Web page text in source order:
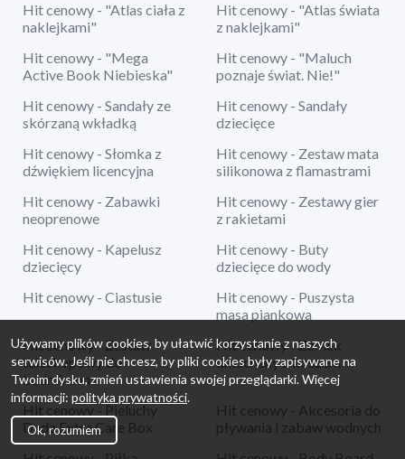
Hit cenowy - "Atlas ciała z
naklejkami"
Hit cenowy - "Atlas świata
z naklejkami"
Hit cenowy - "Mega
Active Book Niebieska"
Hit cenowy - "Maluch
poznaje świat. Nie!"
Hit cenowy - Sandały ze
skórzaną wkładką
Hit cenowy - Sandały
dziecięce
Hit cenowy - Słomka z
dźwiękiem licencyjna
Hit cenowy - Zestaw mata
silikonowa z flamastrami
Hit cenowy - Zabawki
neoprenowe
Hit cenowy - Zestawy gier
z rakietami
Hit cenowy - Kapelusz
dziecięcy
Hit cenowy - Buty
dziecięce do wody
Hit cenowy - Ciastusie
Hit cenowy - Puszysta
masa piankowa
Hit cenowy - Zestaw
teleskopowy do
badmintona
Hit cenowy - Zamek
dmuchany z koszem
Hit cenowy - Pieluchy
Dada Extra Care Box
Hit cenowy - Akcesoria do
pływania i zabaw wodnych
Używamy plików cookies, by ułatwić korzystanie z naszych
serwisów. Jeśli nie chcesz, by pliki cookies były zapisywane na
Twoim dysku, zmień ustawienia swojej przeglądarki. Więcej
informacji: polityka prywatności.
Ok, rozumiem